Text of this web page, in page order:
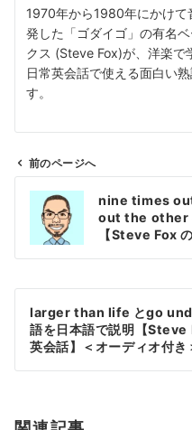
1970年から1980年にかけて
発した「ゴダイゴ」の有名
クス (Steve Fox)が、洋楽で
日常英会話で使える面白い
す。
ビ
ン
前のページへ
nine times
out the other
【Steve Fox
larger than life とgo
語を日本語で説明【Steve
英会話】＜オーディオ付き